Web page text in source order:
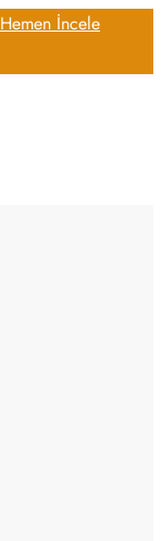
Hemen İncele